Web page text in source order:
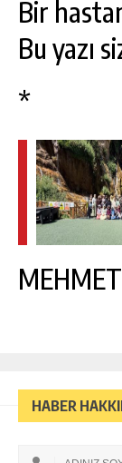
Bir
Bu yazı
*
HABER